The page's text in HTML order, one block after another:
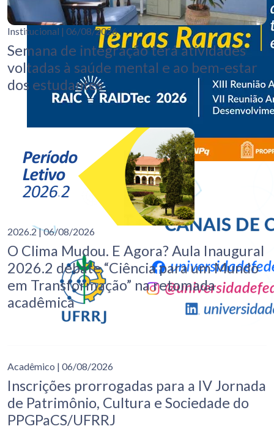
Institucional | 06/08/2026
Semana de integração terá atividades
voltadas à saúde mental e ao bem-estar
dos estudantes
2026.2| 06/08/2026
O Clima Mudou. E Agora? Aula Inaugural
2026.2 debate “Ciência para um Mundo
em Transformação” na retomada
acadêmica
Acadêmico | 06/08/2026
Inscrições prorrogadas para a IV Jornada
de Patrimônio, Cultura e Sociedade do
PPGPaCS/UFRRJ